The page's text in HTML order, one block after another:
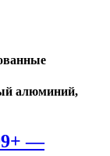
алюминий,
—